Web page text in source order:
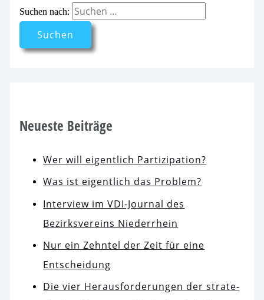
Suchen nach:
Neueste Beiträge
Wer will eigent­lich Partizipation?
Was ist eigent­lich das Problem?
Interview im VDI-Journal des
Bezirksvereins Niederrhein
Nur ein Zehntel der Zeit für eine
Entscheidung
Die vier Herausforderungen der stra­te­